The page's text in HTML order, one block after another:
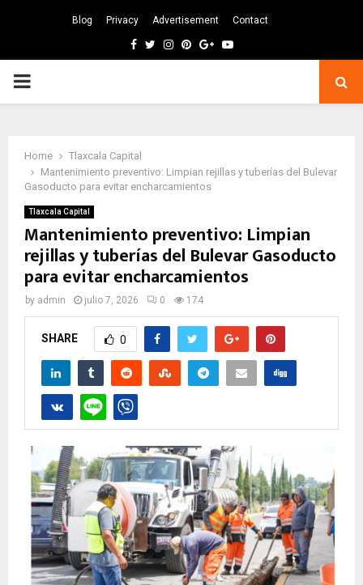
Blog Privacy Advertisement Contact
Facebook
TwitterInstagram
Pinterest
GoogleYoutube
PRIMARY
Home
Tlaxcala Capital
Mantenimiento preventivo: Limpian rejillas y tuberías del Bulevar
Gasoducto para evitar encharcamientos
Tlaxcala Capital
Mantenimiento preventivo: Limpian
rejillas y tuberías del Bulevar Gasoducto
para evitar encharcamientos
by admin julio 7, 2026 0 174
SHARE 0